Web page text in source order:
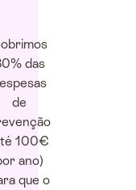
das
de
100€
ano)
que o